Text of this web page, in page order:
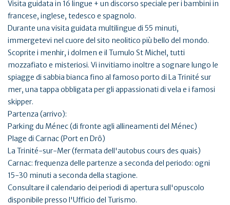
Visita guidata in 16 lingue + un discorso speciale per i bambini in
francese, inglese, tedesco e spagnolo.
Durante una visita guidata multilingue di 55 minuti,
immergetevi nel cuore del sito neolitico più bello del mondo.
Scoprite i menhir, i dolmen e il Tumulo St Michel, tutti
mozzafiato e misteriosi. Vi invitiamo inoltre a sognare lungo le
spiagge di sabbia bianca fino al famoso porto di La Trinité sur
mer, una tappa obbligata per gli appassionati di vela e i famosi
skipper.
Partenza (arrivo):
Parking du Ménec (di fronte agli allineamenti del Ménec)
Plage di Carnac (Port en Drô)
La Trinité-sur-Mer (fermata dell'autobus cours des quais)
Carnac: frequenza delle partenze a seconda del periodo: ogni
15-30 minuti a seconda della stagione.
Consultare il calendario dei periodi di apertura sull'opuscolo
disponibile presso l'Ufficio del Turismo.